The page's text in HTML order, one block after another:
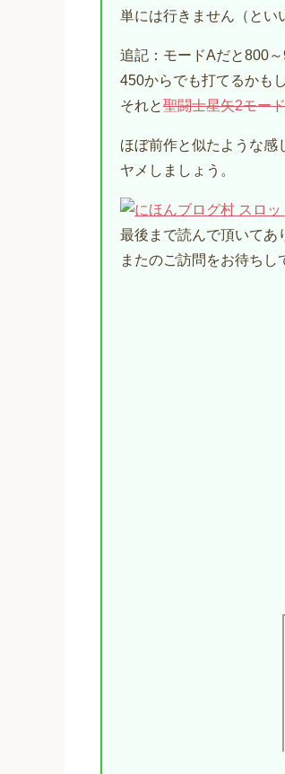
単には行きません（とい
追記：モードAだと800
450からでも打てるかも
それと聖闘士星矢2モー
ほぼ前作と似たような感
ヤメしましょう。
最後まで読んで頂いてあ
またのご訪問をお待ちし